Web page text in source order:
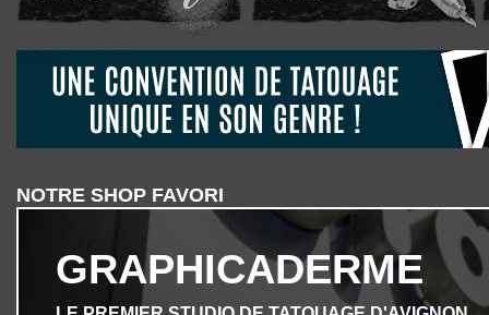
NOTRE SHOP FAVORI
GRAPHICADERME